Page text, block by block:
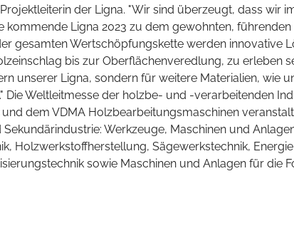
der Ligna. "Wir sind überzeugt, dass wir
Ligna 2023 zu dem gewohnten,
gesamten Wertschöpfungskette werden innovative
bis zur Oberflächenveredlung, zu erleben
unserer Ligna, sondern für weitere Materialien, wie
Die Weltleitmesse der holzbe- und -verarbeitenden
dem VDMA Holzbearbeitungsmaschinen
Werkzeuge, Maschinen und
Holzwerkstoffherstellung, Sägewerkstechnik,
sowie Maschinen und Anlagen für die